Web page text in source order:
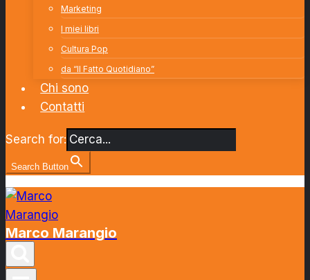
Marketing
I miei libri
Cultura Pop
da “Il Fatto Quotidiano”
Chi sono
Contatti
Search for:
Search Button
Marco Marangio